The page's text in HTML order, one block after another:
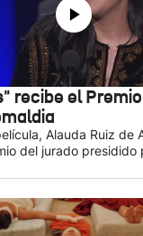
recibe el
Alauda Ruiz de
del jurado presidido